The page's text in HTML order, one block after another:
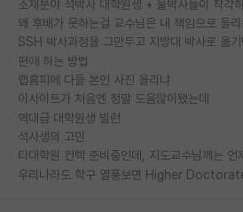
소재분야 석박사 대학원생 + 물박사들이 착각
편애 하는 방법
랩홈피에 다들 본인 사진 올리냐
이사이트가 처음엔 정말 도움많이됐는데
역대급 대학원생 빌런
석사생의 고민